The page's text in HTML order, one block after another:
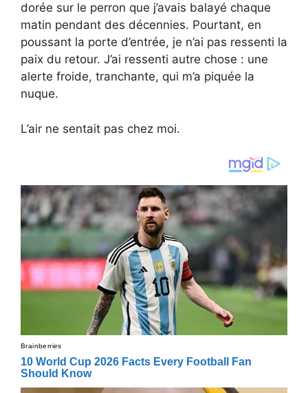
dorée sur le perron que j’avais balayé chaque
matin pendant des décennies. Pourtant, en
poussant la porte d’entrée, je n’ai pas ressenti la
paix du retour. J’ai ressenti autre chose : une
alerte froide, tranchante, qui m’a piquée la
nuque.
L’air ne sentait pas chez moi.